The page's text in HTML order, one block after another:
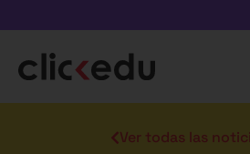
Ver todas las